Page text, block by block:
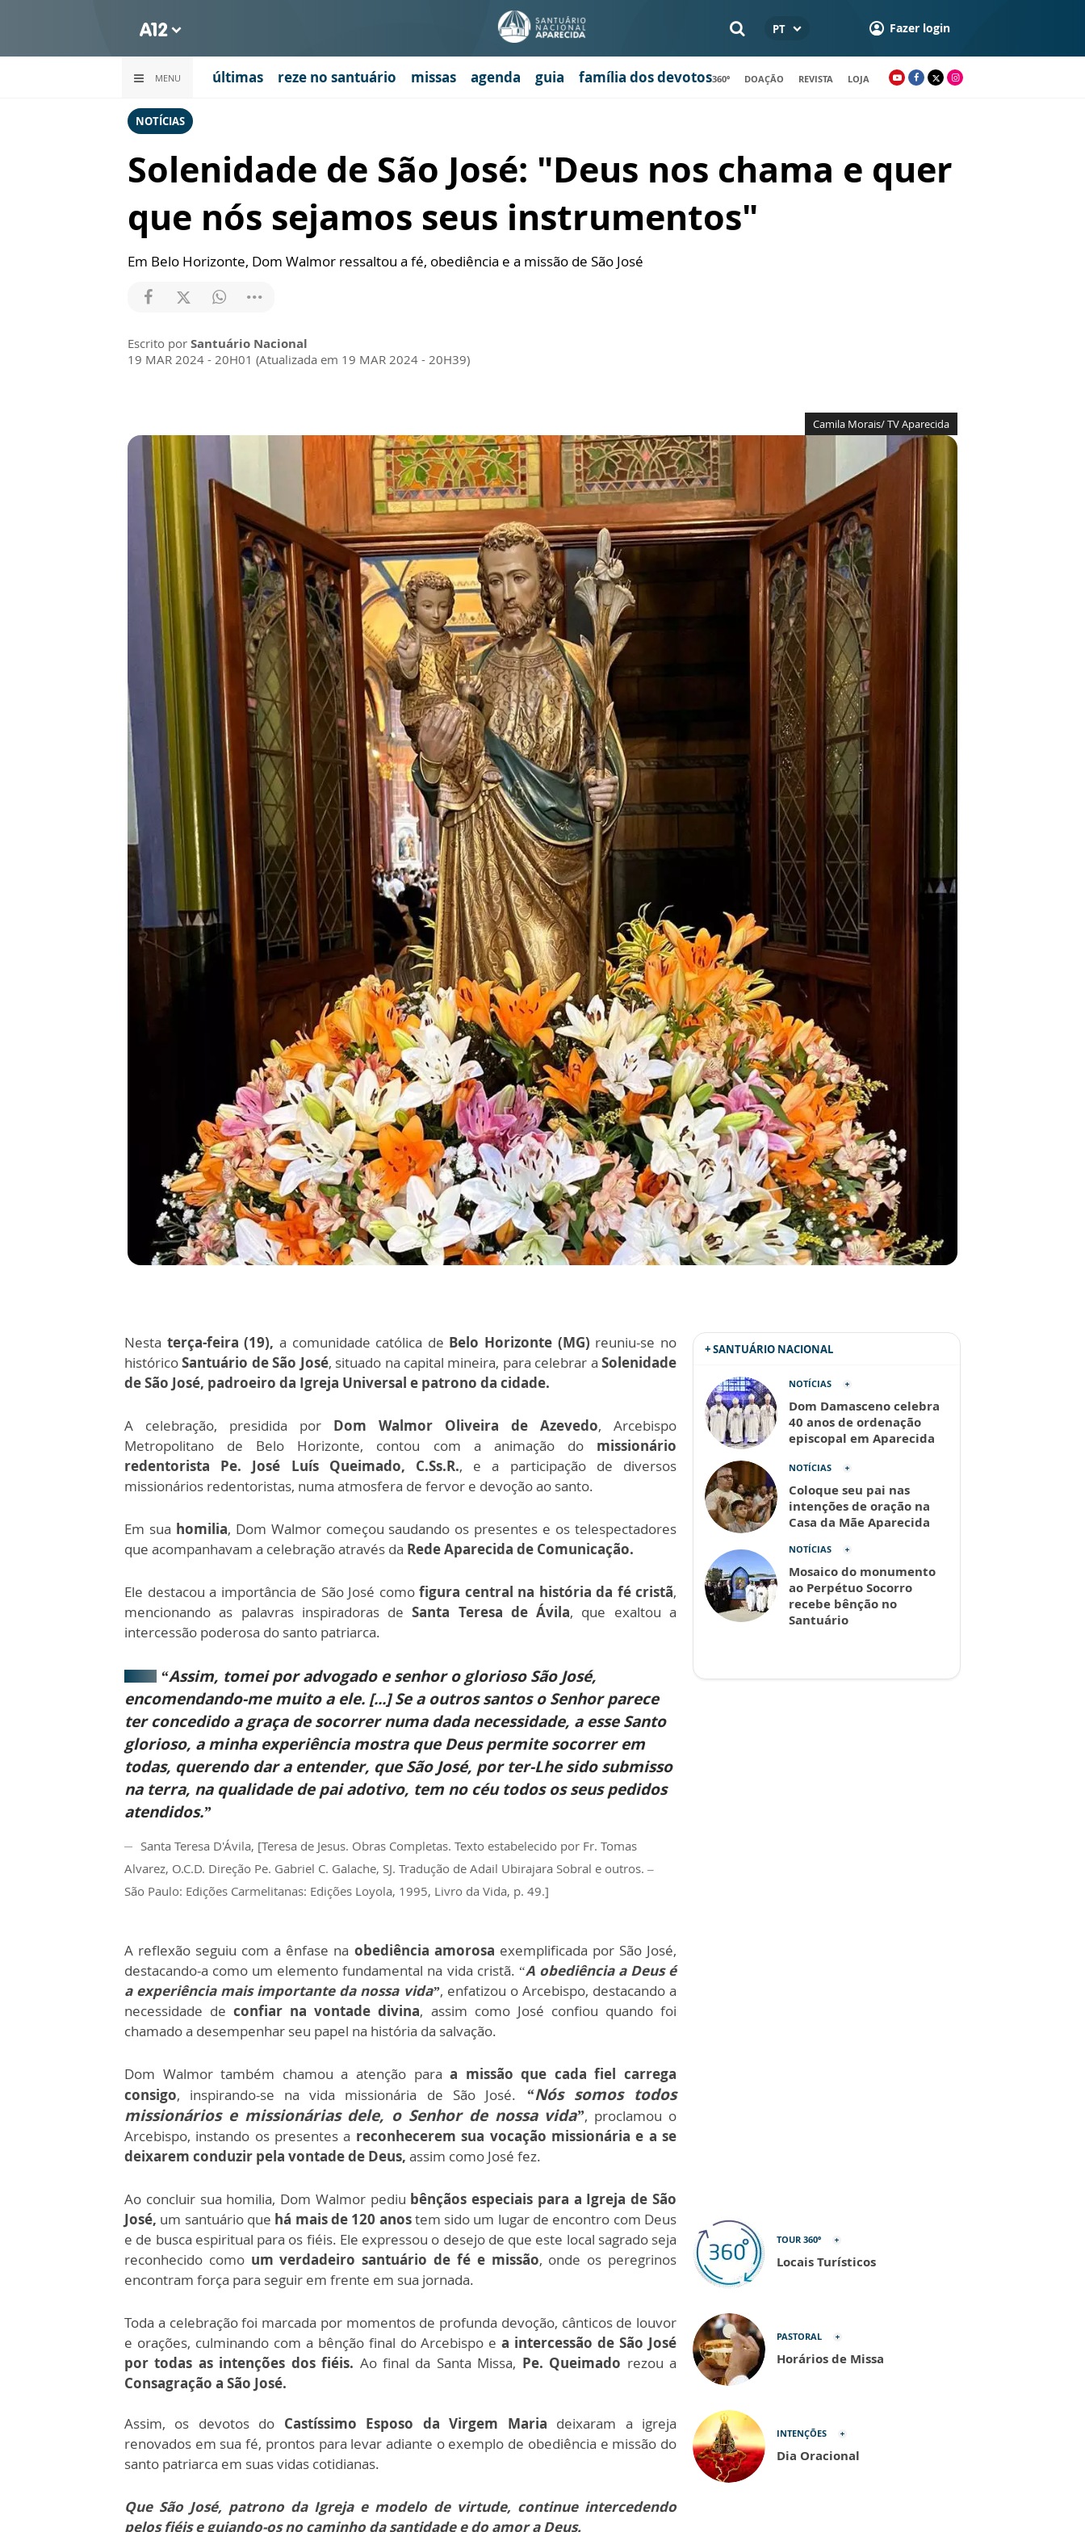
PT Fazer login
MENU últimas reze no santuário missas agenda guia família dos devotos360º DOAÇÃO REVISTA LOJA
NOTÍCIAS
Solenidade de São José: "Deus nos chama e quer
que nós sejamos seus instrumentos"
Em Belo Horizonte, Dom Walmor ressaltou a fé, obediência e a missão de São José
Escrito por Santuário Nacional
19 MAR 2024 - 20H01 (Atualizada em 19 MAR 2024 - 20H39)
Camila Morais/ TV Aparecida
Nesta terça-feira (19), a comunidade católica de Belo Horizonte (MG) reuniu-se no
históricoSantuário de São José, situado na capital mineira, para celebrar aSolenidade
de São José, padroeiro da Igreja Universal e patrono da cidade.
A celebração, presidida por Dom Walmor Oliveira de Azevedo, Arcebispo
Metropolitano de Belo Horizonte, contou com a animação do missionário
redentorista Pe. José Luís Queimado, C.Ss.R., e a participação de diversos
missionários redentoristas, numa atmosfera de fervor e devoção ao santo.
Em sua homilia, Dom Walmor começou saudando os presentes e os telespectadores
que acompanhavam a celebração através da Rede Aparecida de Comunicação.
Ele destacou a importância de São José como figura central na história da fé cristã,
mencionando as palavras inspiradoras deSanta Teresa de Ávila, que exaltou a
intercessão poderosa do santo patriarca.
“Assim, tomei por advogado e senhor o glorioso São José,
encomendando-me muito a ele. [...] Se a outros santos o Senhor parece
ter concedido a graça de socorrer numa dada necessidade, a esse Santo
glorioso, a minha experiência mostra que Deus permite socorrer em
todas, querendo dar a entender, que São José, por ter-Lhe sido submisso
na terra, na qualidade de pai adotivo, tem no céu todos os seus pedidos
atendidos.”
Santa Teresa D'Ávila, [Teresa de Jesus. Obras Completas. Texto estabelecido por Fr. Tomas
Alvarez, O.C.D. Direção Pe. Gabriel C. Galache, SJ. Tradução de Adail Ubirajara Sobral e outros. –
São Paulo: Edições Carmelitanas: Edições Loyola, 1995, Livro da Vida, p. 49.]
A reflexão seguiu com a ênfase na obediência amorosa exemplificada por São José,
destacando-a como um elemento fundamental na vida cristã. “A obediência a Deus é
a experiência mais importante da nossa vida”, enfatizou o Arcebispo, destacando a
necessidade deconfiar na vontade divina, assim como José confiou quando foi
chamado a desempenhar seu papel na história da salvação.
Dom Walmor também chamou a atenção para a missão que cada fiel carrega
consigo, inspirando-se na vida missionária de São José. “Nós somos todos
missionários e missionárias dele, o Senhor de nossa vida”, proclamou o
Arcebispo, instando os presentes a reconhecerem sua vocação missionária e a se
deixarem conduzir pela vontade de Deus, assim como José fez.
Ao concluir sua homilia, Dom Walmor pediu bênçãos especiais para a Igreja de São
José, um santuário que há mais de 120 anostem sido um lugar de encontro com Deus
e de busca espiritual para os fiéis. Ele expressou o desejo de que este local sagrado seja
reconhecido como um verdadeiro santuário de fé e missão, onde os peregrinos
encontram força para seguir em frente em sua jornada.
Toda a celebração foi marcada por momentos de profunda devoção, cânticos de louvor
e orações, culminando com a bênção final do Arcebispo ea intercessão de São José
por todas as intenções dos fiéis. Ao final da Santa Missa, Pe. Queimado rezou a
Consagração a São José.
Assim, os devotos do Castíssimo Esposo da Virgem Maria deixaram a igreja
renovados em sua fé, prontos para levar adiante o exemplo de obediência e missão do
santo patriarca em suas vidas cotidianas.
Que São José, patrono da Igreja e modelo de virtude, continue intercedendo
pelos fiéis e guiando-os no caminho da santidade e do amor a Deus.
+ SANTUÁRIO NACIONAL
NOTÍCIAS
Dom Damasceno celebra
40 anos de ordenação
episcopal em Aparecida
NOTÍCIAS
Coloque seu pai nas
intenções de oração na
Casa da Mãe Aparecida
NOTÍCIAS
Mosaico do monumento
ao Perpétuo Socorro
recebe bênção no
Santuário
TOUR 360º
Locais Turísticos
PASTORAL
Horários de Missa
INTENÇÕES
Dia Oracional